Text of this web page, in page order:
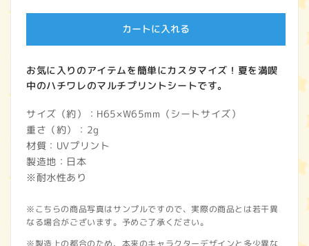
カートに入れる
お気に入りのアイテムを簡単にカスタマイズ！夏を満喫
中のハチワレのマルチプリントシートです。
サイズ（約）：H65×W65mm（シートサイズ）
重さ（約）：2g
材質：UVプリント
製造地：日本
※耐水性あり
※こちらの商品写真はサンプルですので、実際の商品とは若干異
なる場合がございます。予めご了承ください。